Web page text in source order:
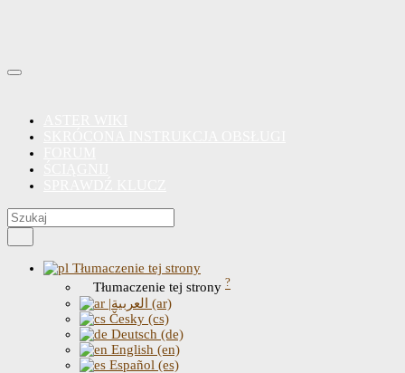
Tłumaczenie tej strony
Tłumaczenie tej strony ?
|العربية (ar)
Česky (cs)
Deutsch (de)
English (en)
Español (es)